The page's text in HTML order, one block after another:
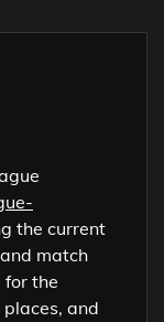
the current
match
for the
and